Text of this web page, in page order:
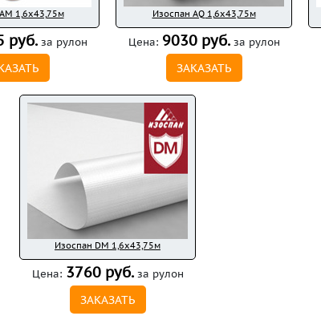
1,6x43,75м Изоспан AQ 1,6x43,75м
руб.за рулон Цена: 9030 руб.за рулон
ЗАКАЗАТЬ
Изоспан DM 1,6x43,75м
Цена: 3760 руб.за рулон
ЗАКАЗАТЬ